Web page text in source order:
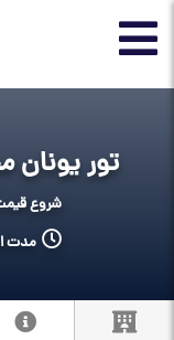
تور یونان
شروع
مدت اقامت : 4